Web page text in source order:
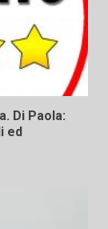
Di Paola:
ed